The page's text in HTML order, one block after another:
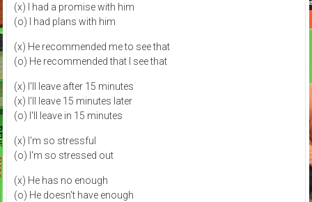
(x) I had a promise with him
(o) I had plans with him
(x) He recommended me to see that
(o) He recommended that I see that
(x) I'll leave after 15 minutes
(x) I'll leave 15 minutes later
(o) I'll leave in 15 minutes
(x) I'm so stressful
(o) I'm so stressed out
(x) He has no enough
(o) He doesn't have enough